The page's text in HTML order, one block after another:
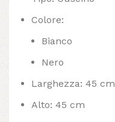
Colore:
Bianco
Nero
Larghezza: 45 cm
Alto: 45 cm